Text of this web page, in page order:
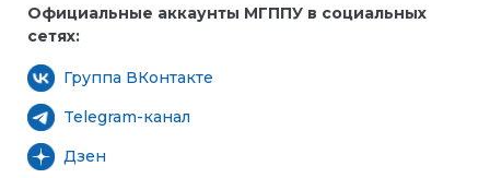
Официальные аккаунты МГППУ в социальных
сетях:
Группа ВКонтакте
Telegram-канал
Дзен